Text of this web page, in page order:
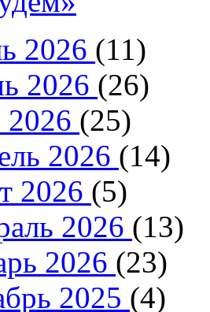
2026 (11)
2026 (26)
(25)
2026 (14)
2026 (5)
2026 (13)
2026 (23)
2025 (4)